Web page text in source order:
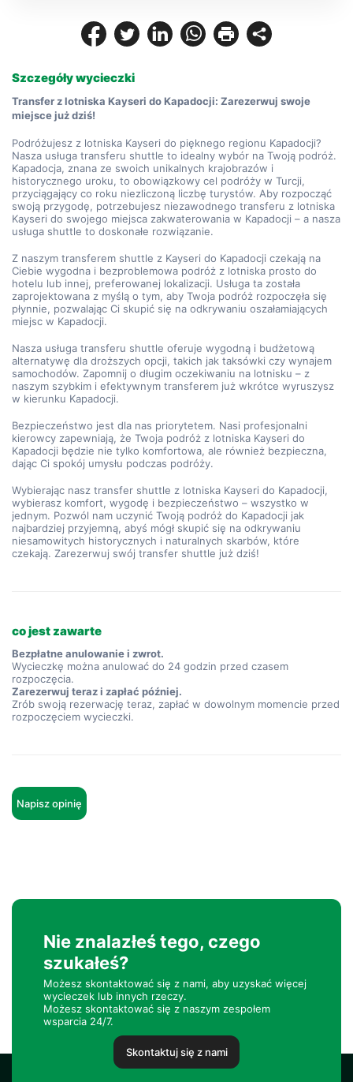
Szczegóły wycieczki
Transfer z lotniska Kayseri do Kapadocji: Zarezerwuj swoje
miejsce już dziś!
Podróżujesz z lotniska Kayseri do pięknego regionu Kapadocji?
Nasza usługa transferu shuttle to idealny wybór na Twoją podróż.
Kapadocja, znana ze swoich unikalnych krajobrazów i
historycznego uroku, to obowiązkowy cel podróży w Turcji,
przyciągający co roku niezliczoną liczbę turystów. Aby rozpocząć
swoją przygodę, potrzebujesz niezawodnego transferu z lotniska
Kayseri do swojego miejsca zakwaterowania w Kapadocji – a nasza
usługa shuttle to doskonałe rozwiązanie.
Z naszym transferem shuttle z Kayseri do Kapadocji czekają na
Ciebie wygodna i bezproblemowa podróż z lotniska prosto do
hotelu lub innej, preferowanej lokalizacji. Usługa ta została
zaprojektowana z myślą o tym, aby Twoja podróż rozpoczęła się
płynnie, pozwalając Ci skupić się na odkrywaniu oszałamiających
miejsc w Kapadocji.
Nasza usługa transferu shuttle oferuje wygodną i budżetową
alternatywę dla droższych opcji, takich jak taksówki czy wynajem
samochodów. Zapomnij o długim oczekiwaniu na lotnisku – z
naszym szybkim i efektywnym transferem już wkrótce wyruszysz
w kierunku Kapadocji.
Bezpieczeństwo jest dla nas priorytetem. Nasi profesjonalni
kierowcy zapewniają, że Twoja podróż z lotniska Kayseri do
Kapadocji będzie nie tylko komfortowa, ale również bezpieczna,
dając Ci spokój umysłu podczas podróży.
Wybierając nasz transfer shuttle z lotniska Kayseri do Kapadocji,
wybierasz komfort, wygodę i bezpieczeństwo – wszystko w
jednym. Pozwól nam uczynić Twoją podróż do Kapadocji jak
najbardziej przyjemną, abyś mógł skupić się na odkrywaniu
niesamowitych historycznych i naturalnych skarbów, które
czekają. Zarezerwuj swój transfer shuttle już dziś!
co jest zawarte
Bezpłatne anulowanie i zwrot.
Wycieczkę można anulować do 24 godzin przed czasem
rozpoczęcia.
Zarezerwuj teraz i zapłać później.
Zrób swoją rezerwację teraz, zapłać w dowolnym momencie przed
rozpoczęciem wycieczki.
Napisz opinię
Nie znalazłeś tego, czego
szukałeś?
Możesz skontaktować się z nami, aby uzyskać więcej
wycieczek lub innych rzeczy.
Możesz skontaktować się z naszym zespołem
wsparcia 24/7.
Skontaktuj się z nami